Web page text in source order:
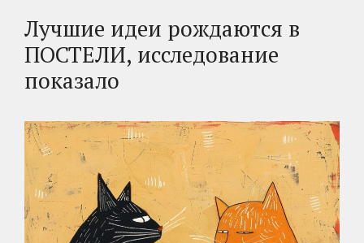
Лучшие идеи рождаются в
ПОСТЕЛИ, исследование
показало